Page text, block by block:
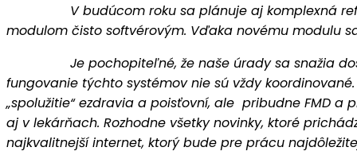
V budúcom roku sa plánuje aj komplexná
modulom čisto softvérovým. Vďaka novému modulu
Je pochopiteľné, že naše úrady sa snažia dostať
fungovanie týchto systémov nie sú vždy
„spolužitie“ ezdravia a poisťovní, ale pribudne FMD
aj v lekárňach. Rozhodne všetky novinky, ktoré
najkvalitnejší internet, ktorý bude pre prácu